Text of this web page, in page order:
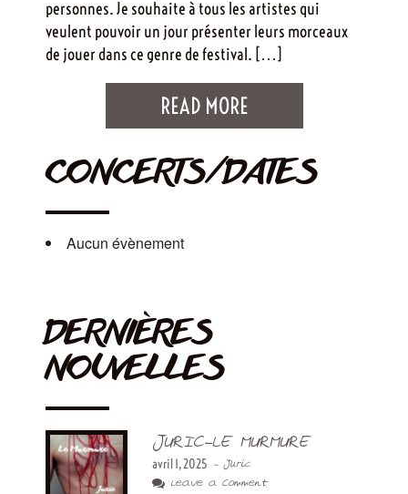
personnes. Je souhaite à tous les artistes qui
veulent pouvoir un jour présenter leurs morceaux
de jouer dans ce genre de festival. […]
READ MORE
CONCERTS/DATES
Aucun évènement
DERNIÈRES
NOUVELLES
JURIC-LE MURMURE
avril 1, 2025 - Juric
Leave a Comment